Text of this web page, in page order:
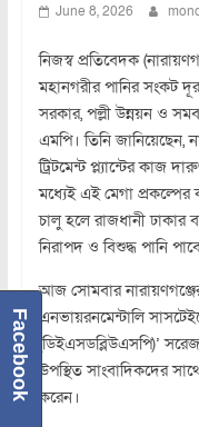
June 8, 2026
নিজস্ব প্রতিবেদক
মহানগরীর পানির সংকট
সরকার, পল্লী উন্নয়ন ও
এমপি। তিনি জানিয়েছেন,
ট্রিটমেন্ট প্ল্যান্টের
মধ্যেই এই মেগা
চালু হলে রাজধানী ঢাকার
নিরাপদ ও বিশুদ্ধ পানি
আজ সোমবার
এনভায়রনমেন্টালি
(ডিইএসডব্লিউএসপি)’
উপস্থিত সাংবাদিকদের
করেন।
Facebook